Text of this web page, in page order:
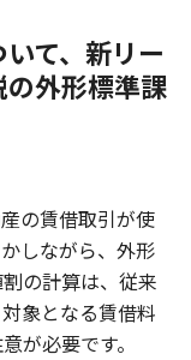
て、新リー
外形標準課
の賃借取引が使
しながら、外形
の計算は、従来
象となる賃借料
が必要です。